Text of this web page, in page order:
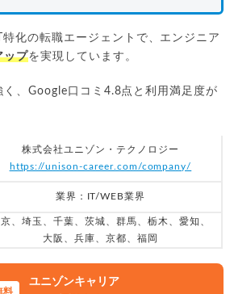
特化の転職エージェントで、エンジニア
ップを実現しています。
、Google口コミ4.8点と利用満足度が
株式会社ユニゾン・テクノロジー
https://unison-career.com/company/
業界：IT/WEB業界
、埼玉、千葉、茨城、群馬、栃木、愛知、
大阪、兵庫、京都、福岡
ユニゾンキャリア